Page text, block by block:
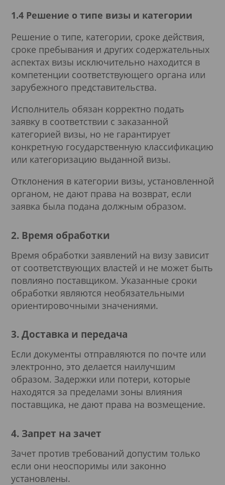
1.4 Решение о типе визы и категории
Решение о типе, категории, сроке действия,
сроке пребывания и других содержательных
аспектах визы исключительно находится в
компетенции соответствующего органа или
зарубежного представительства.
Исполнитель обязан корректно подать
заявку в соответствии с заказанной
категорией визы, но не гарантирует
конкретную государственную классификацию
или категоризацию выданной визы.
Отклонения в категории визы, установленной
органом, не дают права на возврат, если
заявка была подана должным образом.
2. Время обработки
Время обработки заявлений на визу зависит
от соответствующих властей и не может быть
повлияно поставщиком. Указанные сроки
обработки являются необязательными
ориентировочными значениями.
3. Доставка и передача
Если документы отправляются по почте или
электронно, это делается наилучшим
образом. Задержки или потери, которые
находятся за пределами зоны влияния
поставщика, не дают права на возмещение.
4. Запрет на зачет
Зачет против требований допустим только
если они неоспоримы или законно
установлены.